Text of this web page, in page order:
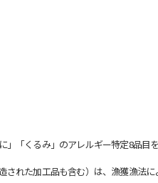
「くるみ」のアレルギー特定8品目
れた加工品も含む）は、漁獲漁法